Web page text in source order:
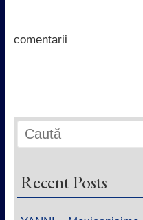
b
k
t
s
p
e
comentarii
Recent Posts